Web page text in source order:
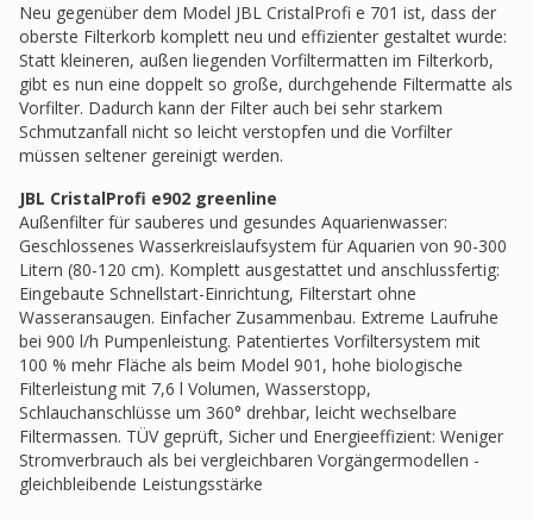
Neu gegenüber dem Model JBL CristalProfi e 701 ist, dass der
oberste Filterkorb komplett neu und effizienter gestaltet wurde:
Statt kleineren, außen liegenden Vorfiltermatten im Filterkorb,
gibt es nun eine doppelt so große, durchgehende Filtermatte als
Vorfilter. Dadurch kann der Filter auch bei sehr starkem
Schmutzanfall nicht so leicht verstopfen und die Vorfilter
müssen seltener gereinigt werden.
JBL CristalProfi e902 greenline
Außenfilter für sauberes und gesundes Aquarienwasser:
Geschlossenes Wasserkreislaufsystem für Aquarien von 90-300
Litern (80-120 cm). Komplett ausgestattet und anschlussfertig:
Eingebaute Schnellstart-Einrichtung, Filterstart ohne
Wasseransaugen. Einfacher Zusammenbau. Extreme Laufruhe
bei 900 l/h Pumpenleistung. Patentiertes Vorfiltersystem mit
100 % mehr Fläche als beim Model 901, hohe biologische
Filterleistung mit 7,6 l Volumen, Wasserstopp,
Schlauchanschlüsse um 360° drehbar, leicht wechselbare
Filtermassen. TÜV geprüft, Sicher und Energieeffizient: Weniger
Stromverbrauch als bei vergleichbaren Vorgängermodellen -
gleichbleibende Leistungsstärke